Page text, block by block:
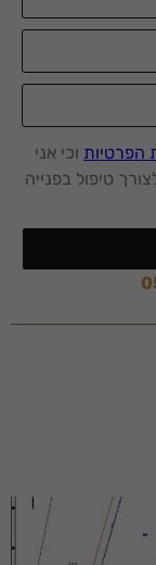
הפרטיות וכי אני
טיפול בפנייה